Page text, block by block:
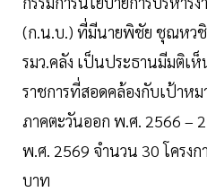
(ก.น.บ.) ที่มีนายพิชัย ชุณหวชิ
รมว.คลัง เป็นประธานมีมติเ
ราชการที่สอดคล้องกับเป้าห
ภาคตะวันออก พ.ศ. 2566 –
พ.ศ. 2569 จำนวน 30 โครงก
บาท